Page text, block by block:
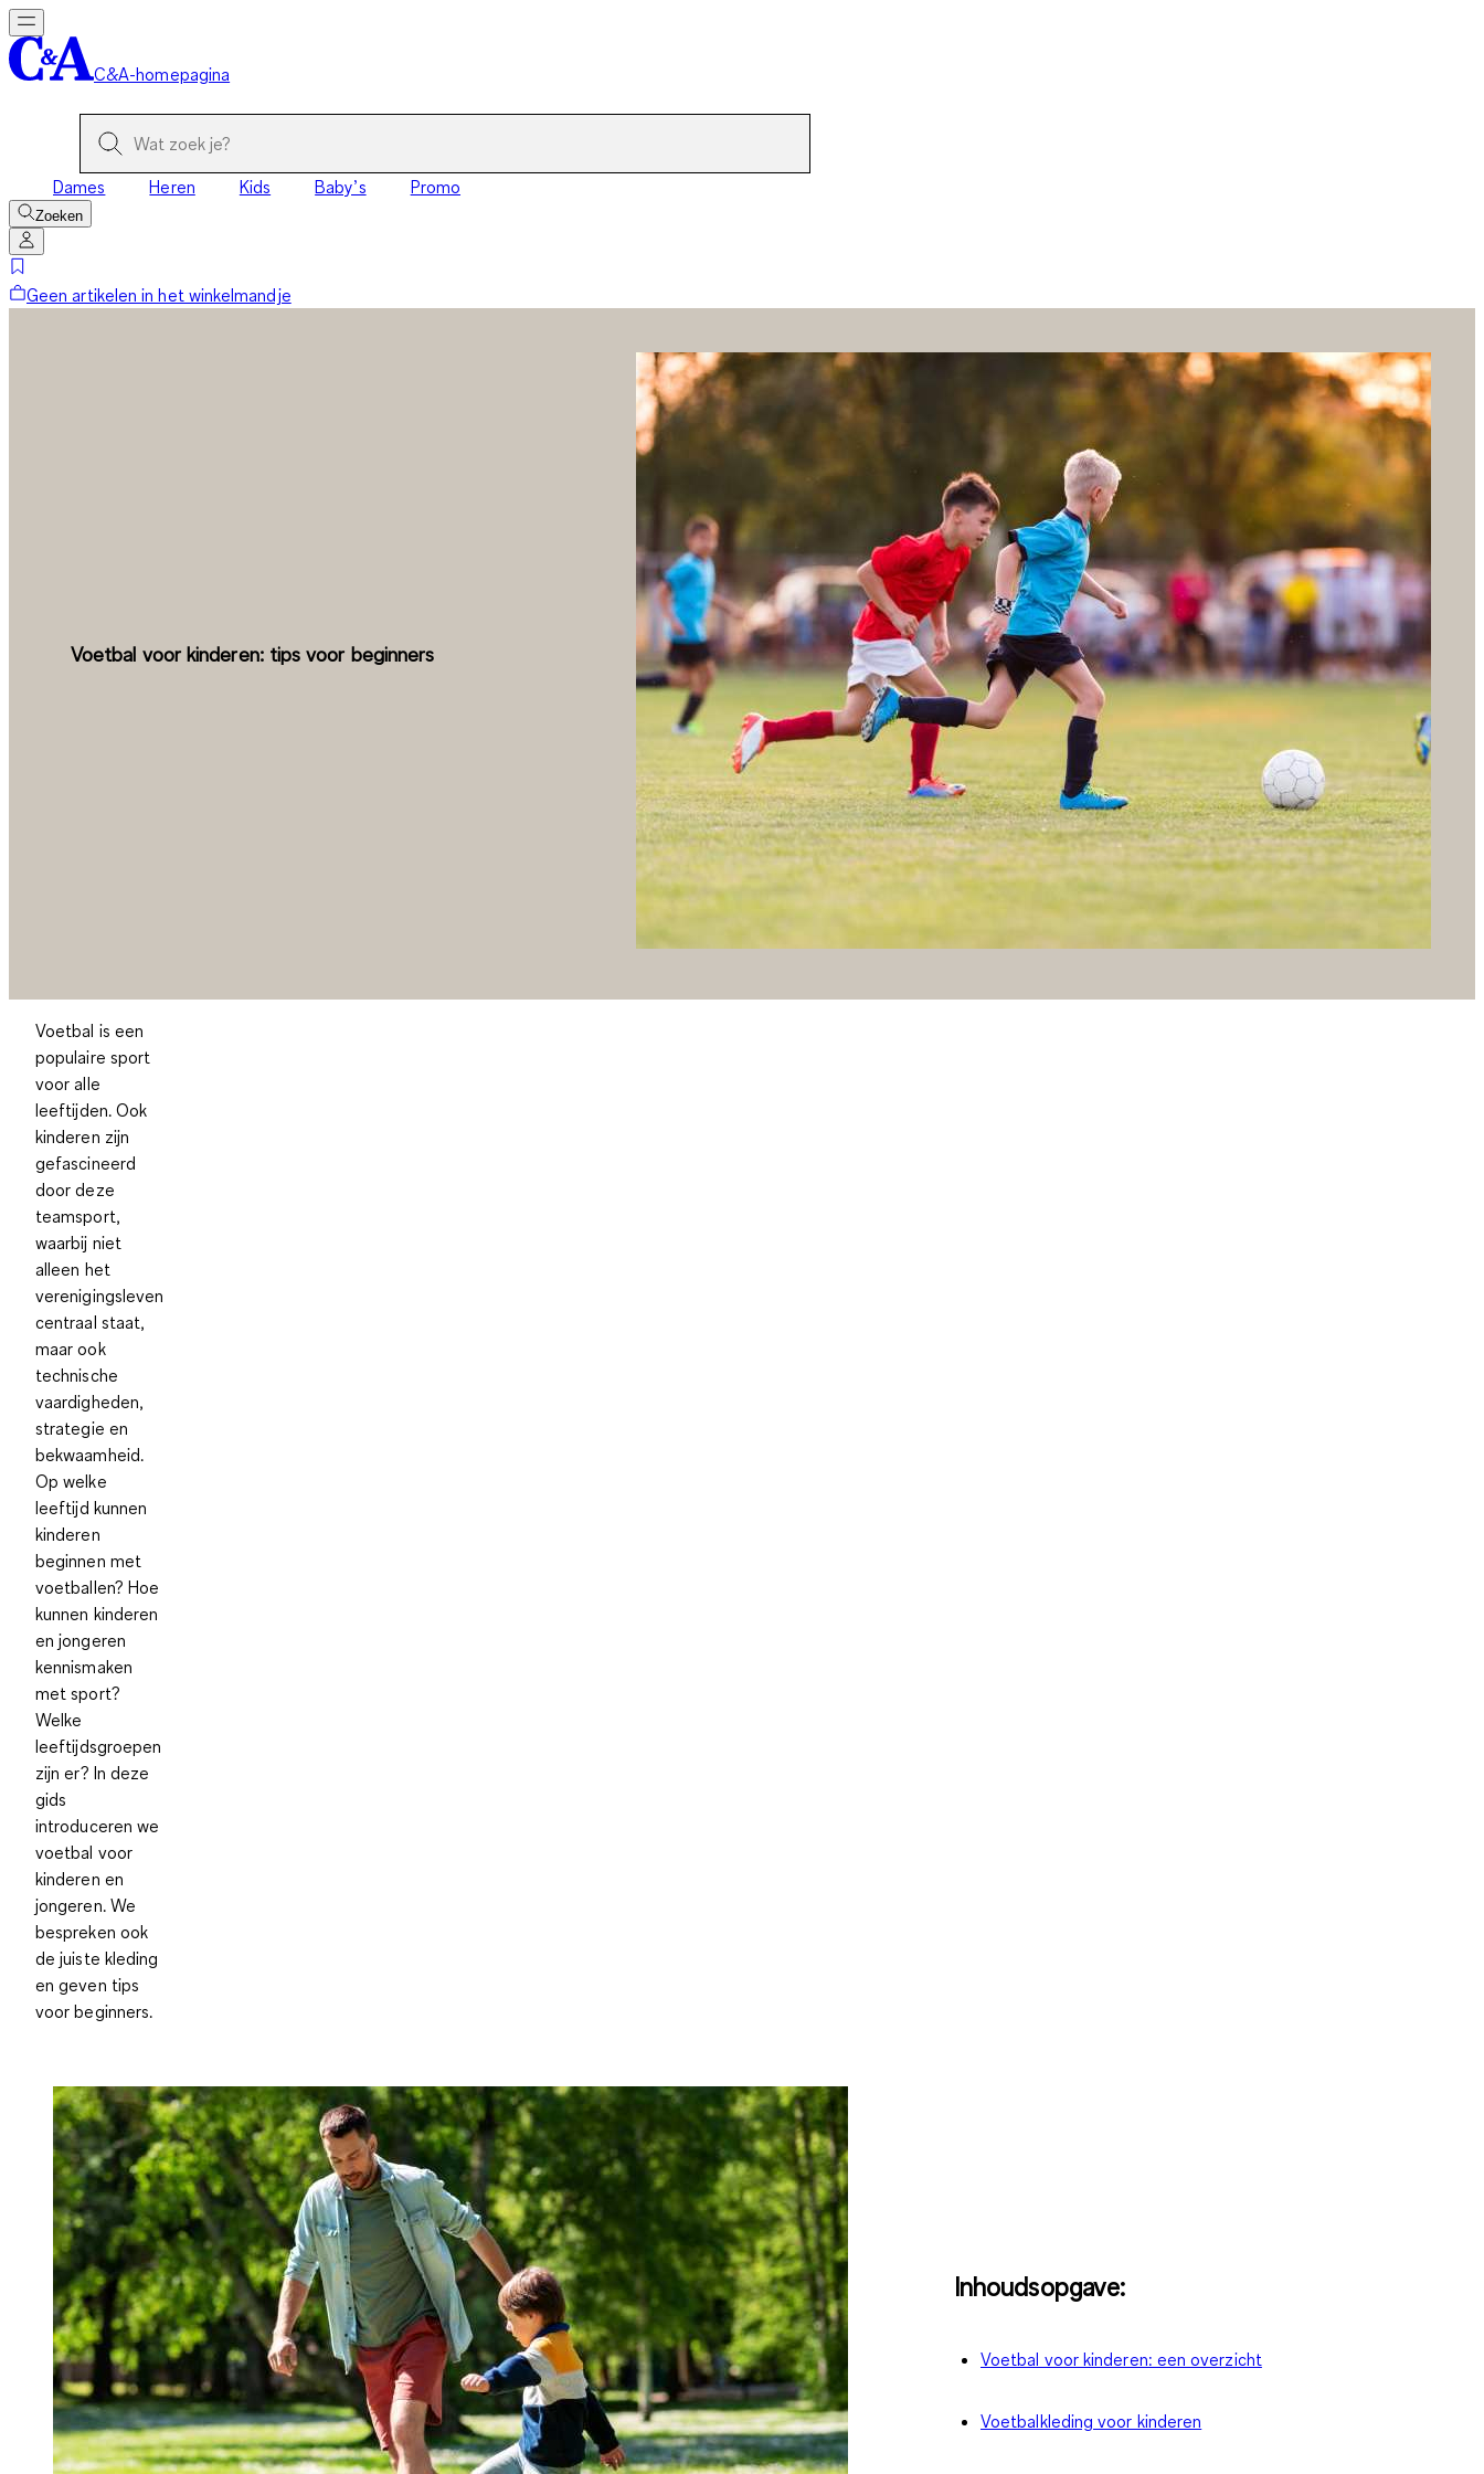
C&A-homepagina
Dames Heren Kids Baby’s Promo
Zoeken
Geen artikelen in het winkelmandje
Voetbal voor kinderen: tips voor beginners
Voetbal is een
populaire sport
voor alle
leeftijden. Ook
kinderen zijn
gefascineerd
door deze
teamsport,
waarbij niet
alleen het
verenigingsleven
centraal staat,
maar ook
technische
vaardigheden,
strategie en
bekwaamheid.
Op welke
leeftijd kunnen
kinderen
beginnen met
voetballen? Hoe
kunnen kinderen
en jongeren
kennismaken
met sport?
Welke
leeftijdsgroepen
zijn er? In deze
gids
introduceren we
voetbal voor
kinderen en
jongeren. We
bespreken ook
de juiste kleding
en geven tips
voor beginners.
Inhoudsopgave:
Voetbal voor kinderen: een overzicht
Voetbalkleding voor kinderen